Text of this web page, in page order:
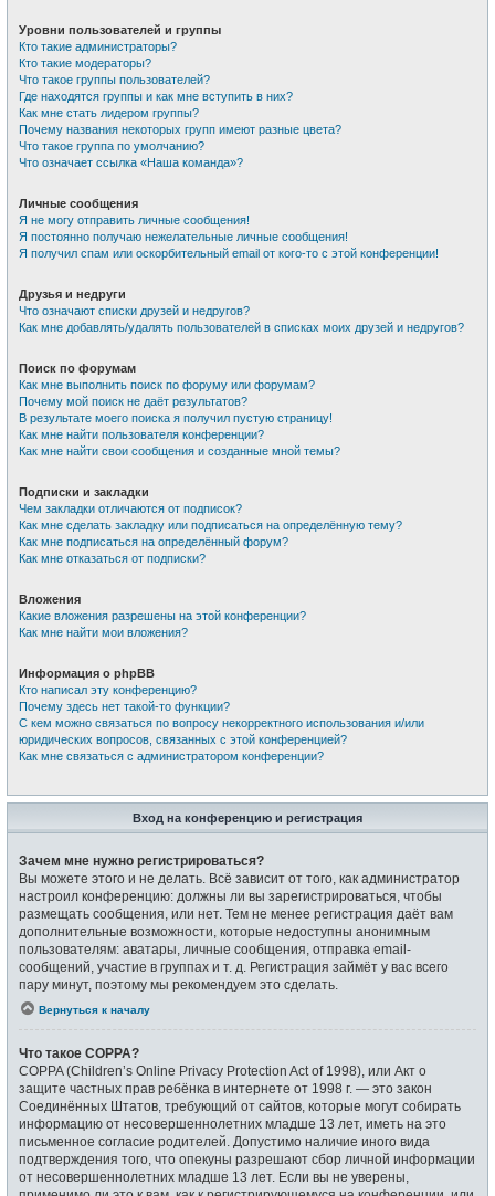
Уровни пользователей и группы
Кто такие администраторы?
Кто такие модераторы?
Что такое группы пользователей?
Где находятся группы и как мне вступить в них?
Как мне стать лидером группы?
Почему названия некоторых групп имеют разные цвета?
Что такое группа по умолчанию?
Что означает ссылка «Наша команда»?
Личные сообщения
Я не могу отправить личные сообщения!
Я постоянно получаю нежелательные личные сообщения!
Я получил спам или оскорбительный email от кого-то с этой конференции!
Друзья и недруги
Что означают списки друзей и недругов?
Как мне добавлять/удалять пользователей в списках моих друзей и недругов?
Поиск по форумам
Как мне выполнить поиск по форуму или форумам?
Почему мой поиск не даёт результатов?
В результате моего поиска я получил пустую страницу!
Как мне найти пользователя конференции?
Как мне найти свои сообщения и созданные мной темы?
Подписки и закладки
Чем закладки отличаются от подписок?
Как мне сделать закладку или подписаться на определённую тему?
Как мне подписаться на определённый форум?
Как мне отказаться от подписки?
Вложения
Какие вложения разрешены на этой конференции?
Как мне найти мои вложения?
Информация о phpBB
Кто написал эту конференцию?
Почему здесь нет такой-то функции?
С кем можно связаться по вопросу некорректного использования и/или
юридических вопросов, связанных с этой конференцией?
Как мне связаться с администратором конференции?
Вход на конференцию и регистрация
Зачем мне нужно регистрироваться?
Вы можете этого и не делать. Всё зависит от того, как администратор
настроил конференцию: должны ли вы зарегистрироваться, чтобы
размещать сообщения, или нет. Тем не менее регистрация даёт вам
дополнительные возможности, которые недоступны анонимным
пользователям: аватары, личные сообщения, отправка email-
сообщений, участие в группах и т. д. Регистрация займёт у вас всего
пару минут, поэтому мы рекомендуем это сделать.
Вернуться к началу
Что такое COPPA?
COPPA (Children’s Online Privacy Protection Act of 1998), или Акт о
защите частных прав ребёнка в интернете от 1998 г. — это закон
Соединённых Штатов, требующий от сайтов, которые могут собирать
информацию от несовершеннолетних младше 13 лет, иметь на это
письменное согласие родителей. Допустимо наличие иного вида
подтверждения того, что опекуны разрешают сбор личной информации
от несовершеннолетних младше 13 лет. Если вы не уверены,